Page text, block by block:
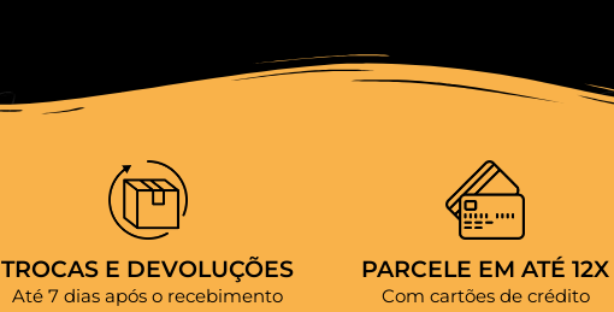
TROCAS E DEVOLUÇÕES
Até 7 dias após o recebimento
PARCELE EM ATÉ 12X
Com cartões de crédito